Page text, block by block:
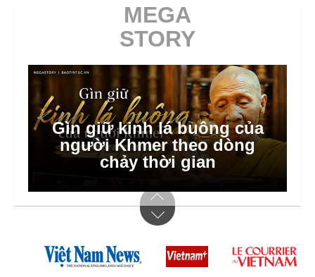
MEGA
STORY
Gìn giữ kinh lá buông của
người Khmer theo dòng
chảy thời gian
Hà Nội dồn lực triển khai xã,
phường xã hội chủ nghĩa